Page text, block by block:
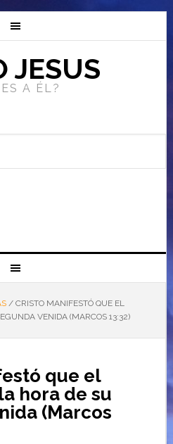
JESUS
A ÉL?
/CRISTO MANIFESTÓ QUE EL
VENIDA (MARCOS 13:32)
que el
hora de su
(Marcos